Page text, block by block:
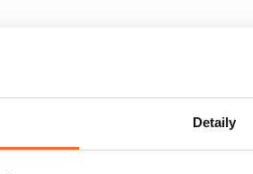
Detaily
kombináciou živice a minerálnych
nárazom a chemikáliám. Je teda
tekutiny a je odolný voči